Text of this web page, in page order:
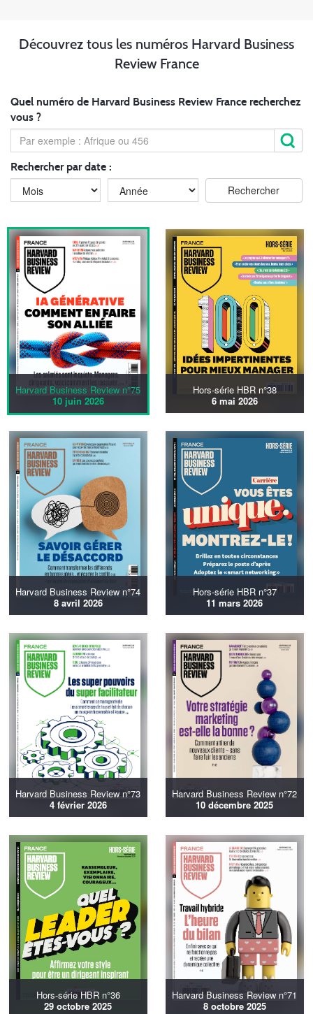
Découvrez tous les numéros Harvard Business
Review France
Quel numéro de Harvard Business Review France recherchez
vous ?
Rechercher par date :
Harvard Business Review n°75
10 juin 2026
Hors-série HBR n°38
6 mai 2026
Harvard Business Review n°74
8 avril 2026
Hors-série HBR n°37
11 mars 2026
Harvard Business Review n°73
4 février 2026
Harvard Business Review n°72
10 décembre 2025
Hors-série HBR n°36
29 octobre 2025
Harvard Business Review n°71
8 octobre 2025